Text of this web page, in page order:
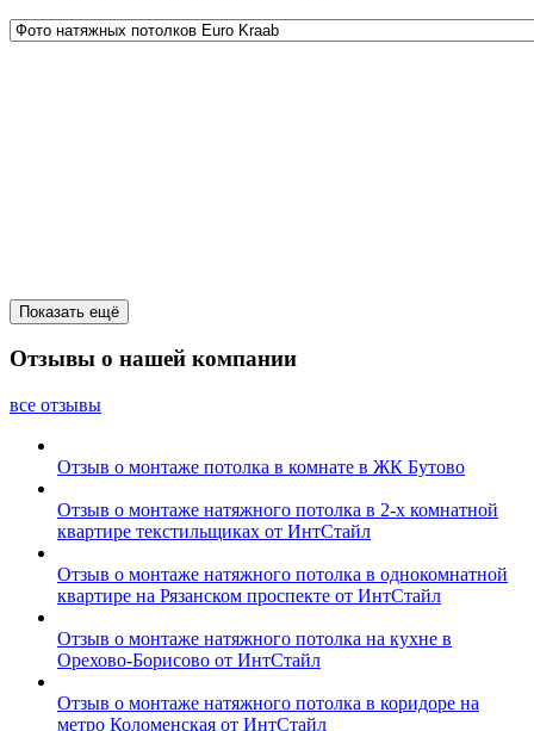
Показать ещё
Отзывы о нашей компании
все отзывы
Отзыв о монтаже потолка в комнате в ЖК Бутово
Отзыв о монтаже натяжного потолка в 2-х комнатной
квартире текстильщиках от ИнтСтайл
Отзыв о монтаже натяжного потолка в однокомнатной
квартире на Рязанском проспекте от ИнтСтайл
Отзыв о монтаже натяжного потолка на кухне в
Орехово-Борисово от ИнтСтайл
Отзыв о монтаже натяжного потолка в коридоре на
метро Коломенская от ИнтСтайл